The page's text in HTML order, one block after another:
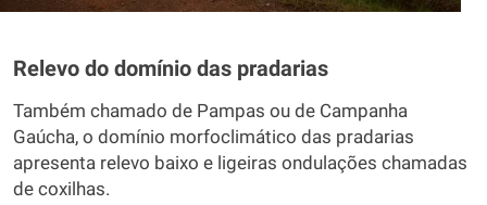
Relevo do domínio das pradarias
Também chamado de Pampas ou de Campanha
Gaúcha, o domínio morfoclimático das pradarias
apresenta relevo baixo e ligeiras ondulações chamadas
de coxilhas.